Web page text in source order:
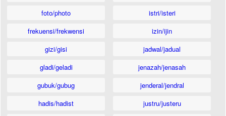
foto/photo
frekuensi/frekwensi
gizi/gisi
gladi/geladi
gubuk/gubug
hadis/hadist
istri/isteri
izin/ijin
jadwal/jadual
jenazah/jenasah
jenderal/jendral
justru/justeru